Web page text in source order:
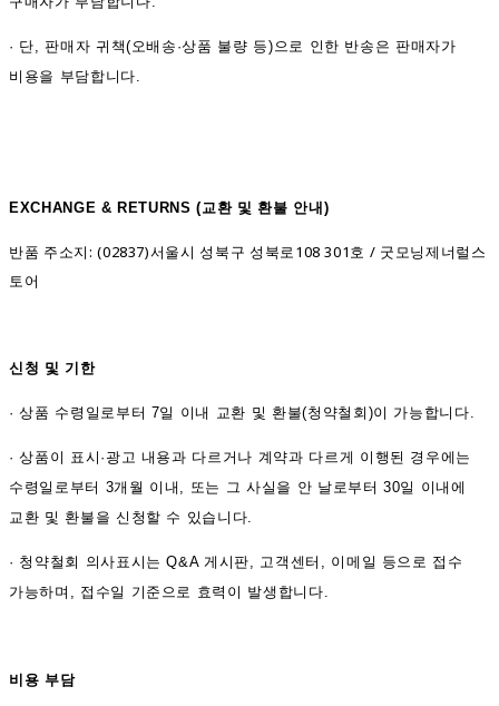
· 단, 판매자 귀책(오배송·상품 불량 등)으로 인한 반송은 판매자가
비용을 부담합니다.
EXCHANGE & RETURNS (교환 및 환불 안내)
반품 주소지: (02837)서울시 성북구 성북로108 301호 / 굿모닝제너럴스
토어
신청 및 기한
·상품 수령일로부터 7일 이내 교환 및 환불(청약철회)이 가능합니다.
·상품이 표시·광고 내용과 다르거나 계약과 다르게 이행된 경우에는
수령일로부터 3개월 이내, 또는 그 사실을 안 날로부터 30일 이내에
교환 및 환불을 신청할 수 있습니다.
· 청약철회 의사표시는 Q&A 게시판, 고객센터, 이메일 등으로 접수
가능하며, 접수일 기준으로 효력이 발생합니다.
비용 부담